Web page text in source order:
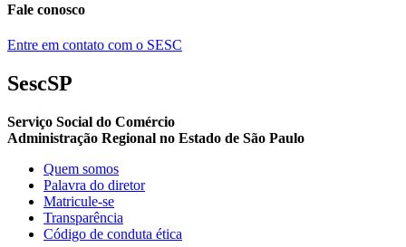
Fale conosco
Entre em contato com o SESC
SescSP
Serviço Social do Comércio
Administração Regional no Estado de São Paulo
Quem somos
Palavra do diretor
Matricule-se
Transparência
Código de conduta ética